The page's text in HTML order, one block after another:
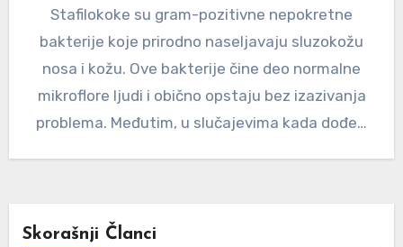
Stafilokoke su gram-pozitivne nepokretne
bakterije koje prirodno naseljavaju sluzokožu
nosa i kožu. Ove bakterije čine deo normalne
mikroflore ljudi i obično opstaju bez izazivanja
problema. Međutim, u slučajevima kada dođe…
Skorašnji Članci